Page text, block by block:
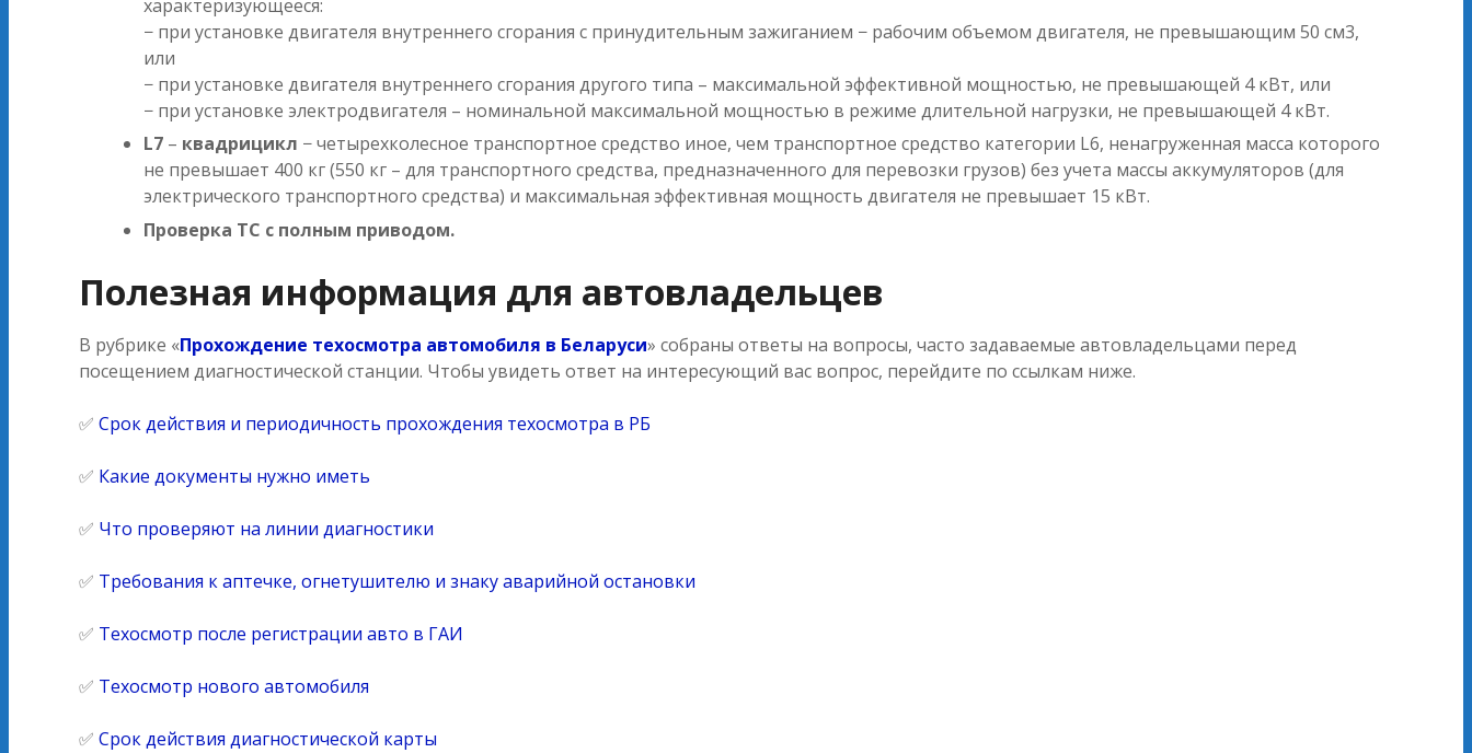
характеризующееся:
− при установке двигателя внутреннего сгорания с принудительным зажиганием − рабочим объемом двигателя, не превышающим 50 см3,
или
− при установке двигателя внутреннего сгорания другого типа – максимальной эффективной мощностью, не превышающей 4 кВт, или
− при установке электродвигателя – номинальной максимальной мощностью в режиме длительной нагрузки, не превышающей 4 кВт.
L7 – квадрицикл − четырехколесное транспортное средство иное, чем транспортное средство категории L6, ненагруженная масса которого
не превышает 400 кг (550 кг – для транспортного средства, предназначенного для перевозки грузов) без учета массы аккумуляторов (для
электрического транспортного средства) и максимальная эффективная мощность двигателя не превышает 15 кВт.
Проверка ТС с полным приводом.
Полезная информация для автовладельцев
В рубрике «Прохождение техосмотра автомобиля в Беларуси» собраны ответы на вопросы, часто задаваемые автовладельцами перед
посещением диагностической станции. Чтобы увидеть ответ на интересующий вас вопрос, перейдите по ссылкам ниже.
✅ Срок действия и периодичность прохождения техосмотра в РБ
✅ Какие документы нужно иметь
✅ Что проверяют на линии диагностики
✅ Требования к аптечке, огнетушителю и знаку аварийной остановки
✅ Техосмотр после регистрации авто в ГАИ
✅ Техосмотр нового автомобиля
✅ Срок действия диагностической карты